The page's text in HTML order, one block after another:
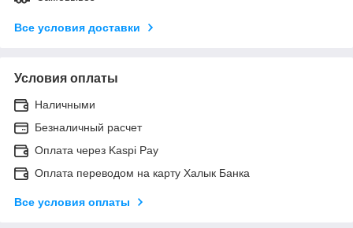
Все условия доставки
Условия оплаты
Наличными
Безналичный расчет
Оплата через Kaspi Pay
Оплата переводом на карту Халык Банка
Все условия оплаты